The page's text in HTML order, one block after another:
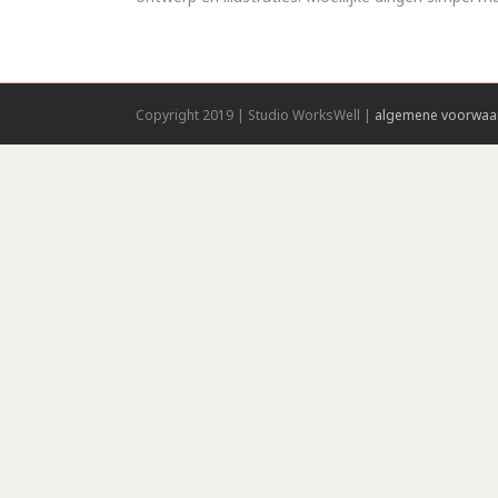
Copyright 2019 | Studio WorksWell | algemene